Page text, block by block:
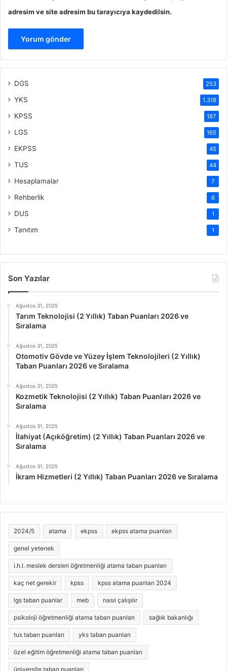
adresim ve site adresim bu tarayıcıya kaydedilsin.
DGS 253
YKS 1.318
KPSS 187
LGS 165
EKPSS 45
TUS 44
Hesaplamalar 7
Rehberlik 6
DUS 1
Tanıtım 1
Son Yazılar
Ağustos 31, 2025
Tarım Teknolojisi (2 Yıllık) Taban Puanları 2026 ve
Sıralama
Ağustos 31, 2025
Otomotiv Gövde ve Yüzey İşlem Teknolojileri (2 Yıllık)
Taban Puanları 2026 ve Sıralama
Ağustos 31, 2025
Kozmetik Teknolojisi (2 Yıllık) Taban Puanları 2026 ve
Sıralama
Ağustos 31, 2025
İlahiyat (Açıköğretim) (2 Yıllık) Taban Puanları 2026 ve
Sıralama
Ağustos 31, 2025
İkram Hizmetleri (2 Yıllık) Taban Puanları 2026 ve Sıralama
2024/5 atama ekpss ekpss atama puanları
genel yetenek
i.h.l. meslek dersleri öğretmenliği atama taban puanları
kaç net gerekir kpss kpss atama puanları 2024
lgs taban puanlar meb nasıl çalışılır
psikoloji öğretmenliği atama taban puanları sağlık bakanlığı
tus taban puanları yks taban puanları
özel eğitim öğretmenliği atama taban puanları
üniversite taban puanları